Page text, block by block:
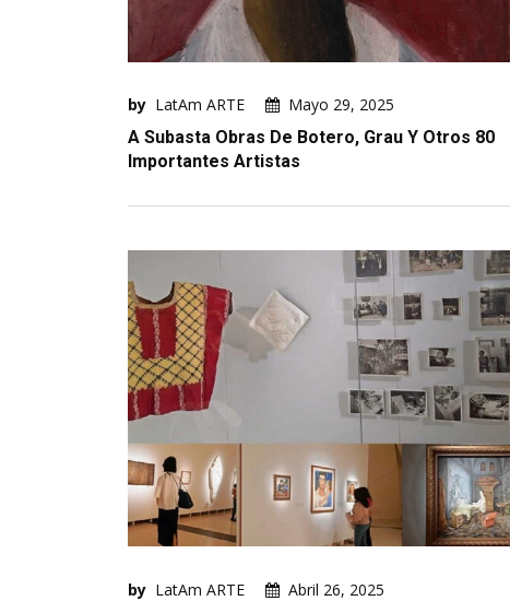
by LatAm ARTE
Mayo 29, 2025
A Subasta Obras De Botero, Grau Y Otros 80
Importantes Artistas
by LatAm ARTE
Abril 26, 2025